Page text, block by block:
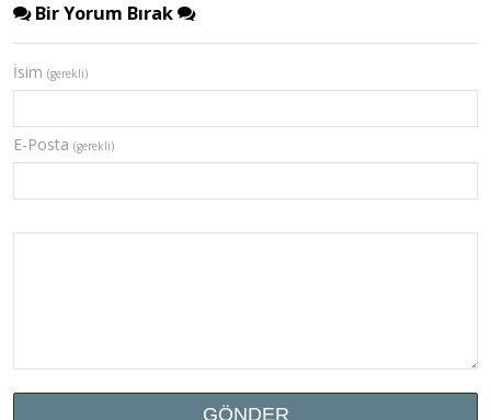
Bir Yorum Bırak
İsim (gerekli)
E-Posta (gerekli)